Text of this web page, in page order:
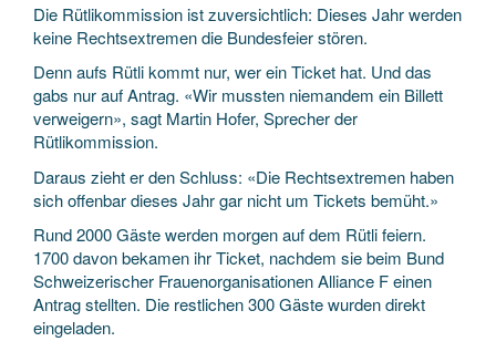
Die Rütlikommission ist zuversichtlich: Dieses Jahr werden
keine Rechtsextremen die Bundesfeierstören.
Denn aufs Rütli kommt nur, wer ein Ticket hat. Und das
gabs nur auf Antrag. «Wir mussten niemandem ein Billett
verweigern», sagt Martin Hofer, Sprecher der
Rütlikommission.
Daraus zieht er den Schluss: «Die Rechtsextremen haben
sich offenbar dieses Jahr gar nicht um Tickets bemüht.»
Rund 2000 Gäste werden morgen auf dem Rütli feiern.
1700 davon bekamen ihr Ticket, nachdem sie beim Bund
Schweizerischer Frauenorganisationen Alliance F einen
Antrag stellten. Die restlichen 300 Gäste wurden direkt
eingeladen.